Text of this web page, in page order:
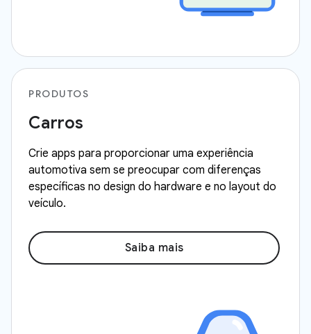
PRODUTOS
Carros
Crie apps para proporcionar uma experiência
automotiva sem se preocupar com diferenças
específicas no design do hardware e no layout do
veículo.
Saiba mais